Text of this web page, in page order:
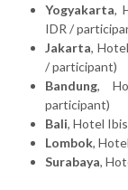
Yogyakarta,
IDR /
Jakarta,
/ participant)
Bandung,
participant)
Bali, Hotel
Lombok,
Surabaya,